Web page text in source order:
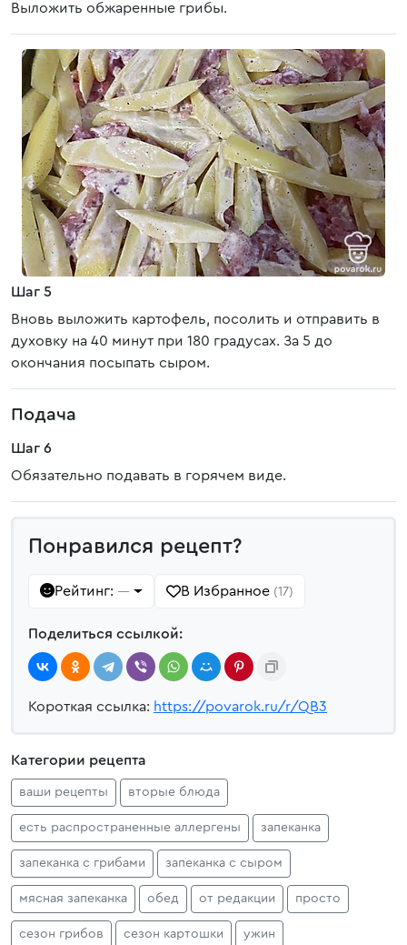
Выложить обжаренные грибы.
Шаг 5
Вновь выложить картофель, посолить и отправить в
духовку на 40 минут при 180 градусах. За 5 до
окончания посыпать сыром.
Подача
Шаг 6
Обязательно подавать в горячем виде.
Понравился рецепт?
Рейтинг: — В Избранное (17)
Поделиться ссылкой:
Короткая ссылка: https://povarok.ru/r/QB3
Категории рецепта
ваши рецепты вторые блюда
есть распространенные аллергены запеканка
запеканка с грибами запеканка с сыром
мясная запеканка обед от редакции просто
сезон грибов сезон картошки ужин